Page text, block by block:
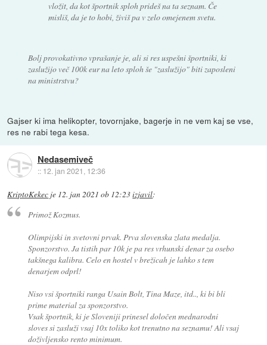
vložit, da kot športnik sploh prideš na ta seznam. Če
misliš, da je to hobi, živiš pa v zelo omejenem svetu.
Bolj provokativno vprašanje je, ali si res uspešni športniki, ki
zaslužijo več 100k eur na leto sploh še "zaslužijo" biti zaposleni
na ministrstvu?
Gajser ki ima helikopter, tovornjake, bagerje in ne vem kaj se vse,
res ne rabi tega kesa.
Nedasemiveč
:: 12. jan 2021, 12:36
KriptoKekec je 12. jan 2021 ob 12:23izjavil:
Primož Kozmus.
Olimpijski in svetovni prvak. Prva slovenska zlata medalja.
Sponzorstvo. Ja tistih par 10k je pa res vrhunski denar za osebo
takšnega kalibra. Celo en hostel v brežicah je lahko s tem
denarjem odprl!
Niso vsi športniki ranga Usain Bolt, Tina Maze, itd.., ki bi bli
prime material za sponzorstvo.
Vsak športnik, ki je Sloveniji prinesel določen mednarodni
sloves si zasluži vsaj 10x toliko kot trenutno na seznamu! Ali vsaj
doživljensko rento minimum.